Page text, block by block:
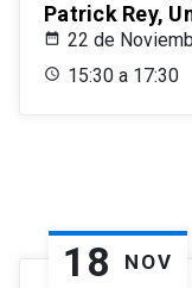
Patrick Rey,
22 de
15:30 a 17:30
18 NOV